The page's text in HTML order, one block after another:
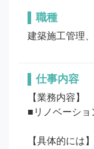
職種
建築施工管理
仕事内容
【業務内容】
■リノベーショ
【具体的には】